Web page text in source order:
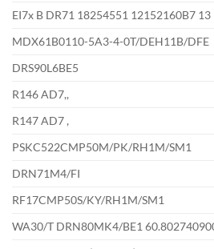
EI7x B DR71 18254551 12152160B7 13
MDX61B0110-5A3-4-0T/DEH11B/DFE
DRS90L6BE5
R146 AD7,,
R147 AD7 ,
PSKC522CMP50M/PK/RH1M/SM1
DRN71M4/FI
RF17CMP50S/KY/RH1M/SM1
WA30/T DRN80MK4/BE1